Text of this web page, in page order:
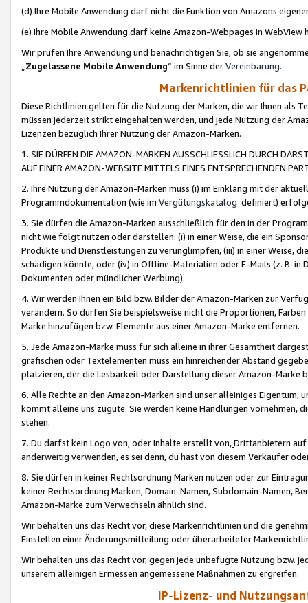
(d) Ihre Mobile Anwendung darf nicht die Funktion von Amazons
(e) Ihre Mobile Anwendung darf keine Amazon-Webpages in WebView
Wir prüfen Ihre Anwendung und benachrichtigen Sie, ob sie
„Zugelassene Mobile Anwendung“ im Sinne derVereinbarung.
Markenrichtlinien für das
Diese Richtlinien gelten für die Nutzung der Marken, die wir Ihnen als
müssen jederzeit strikt eingehalten werden, und jede Nutzung der
Lizenzen bezüglich Ihrer Nutzung der Amazon-Marken.
1. SIE DÜRFEN DIE AMAZON-MARKEN AUSSCHLIESSLICH DURCH
AUF EINER AMAZON-WEBSITE MITTELS EINES ENTSPRECHENDEN
2. Ihre Nutzung der Amazon-Marken muss (i) im Einklang mit der
Programmdokumentation (wie im Vergütungskatalog definiert)
3. Sie dürfen die Amazon-Marken ausschließlich für den in der
nicht wie folgt nutzen oder darstellen: (i) in einer Weise, die ein
Produkte und Dienstleistungen zu verunglimpfen, (iii) in einer Weise,
schädigen könnte, oder (iv) in Offline-Materialien oder E-Mails (z. B. in
Dokumenten oder mündlicher Werbung).
4. Wir werden Ihnen ein Bild bzw. Bilder der Amazon-Marken zur
verändern. So dürfen Sie beispielsweise nicht die Proportionen,
Marke hinzufügen bzw. Elemente aus einer Amazon-Marke entfernen.
5. Jede Amazon-Marke muss für sich alleine in ihrer Gesamtheit
grafischen oder Textelementen muss ein hinreichender Abstand
platzieren, der die Lesbarkeit oder Darstellung dieser Amazon-Marke
6. Alle Rechte an den Amazon-Marken sind unser alleiniges
kommt alleine uns zugute. Sie werden keine Handlungen vornehmen,
stehen.
7. Du darfst kein Logo von, oder Inhalte erstellt von,Drittanbietern auf
anderweitig verwenden, es sei denn, du hast von diesem Verkäufer
8. Sie dürfen in keiner Rechtsordnung Marken nutzen oder zur
keiner Rechtsordnung Marken, Domain-Namen, Subdomain-Namen,
Amazon-Marke zum Verwechseln ähnlich sind.
Wir behalten uns das Recht vor, diese Markenrichtlinien und die
Einstellen einer Änderungsmitteilung oder überarbeiteter
Wir behalten uns das Recht vor, gegen jede unbefugte Nutzung bzw.
unserem alleinigen Ermessen angemessene Maßnahmen zu ergreifen.
IP-Lizenz- und